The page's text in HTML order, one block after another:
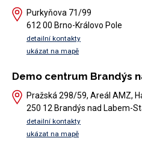
Purkyňova 71/99
612 00 Brno-Královo Pole
detailní kontakty
ukázat na mapě
Demo centrum Brandýs
Pražská 298/59, Areál AMZ,
250 12 Brandýs nad Labem-
detailní kontakty
ukázat na mapě